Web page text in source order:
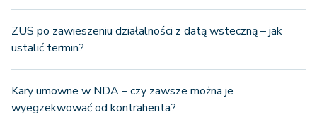
ZUS po zawieszeniu działalności z datą wsteczną – jak
ustalić termin?
Kary umowne w NDA – czy zawsze można je
wyegzekwować od kontrahenta?